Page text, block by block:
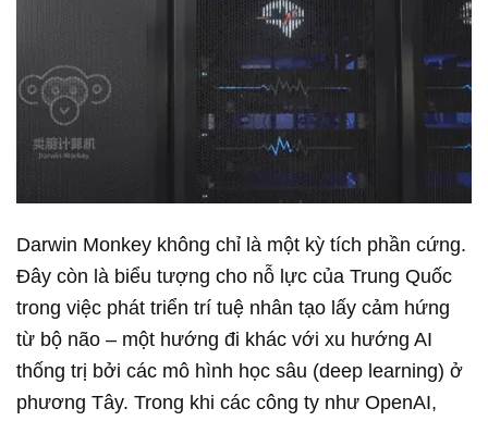
Darwin Monkey không chỉ là một kỳ tích phần cứng.
Đây còn là biểu tượng cho nỗ lực của Trung Quốc
trong việc phát triển trí tuệ nhân tạo lấy cảm hứng
từ bộ não – một hướng đi khác với xu hướng AI
thống trị bởi các mô hình học sâu (deep learning) ở
phương Tây. Trong khi các công ty như OpenAI,